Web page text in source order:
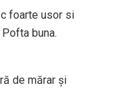
foarte usor si
buna.
de mărar şi